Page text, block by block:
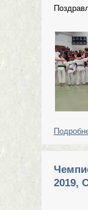
2019,